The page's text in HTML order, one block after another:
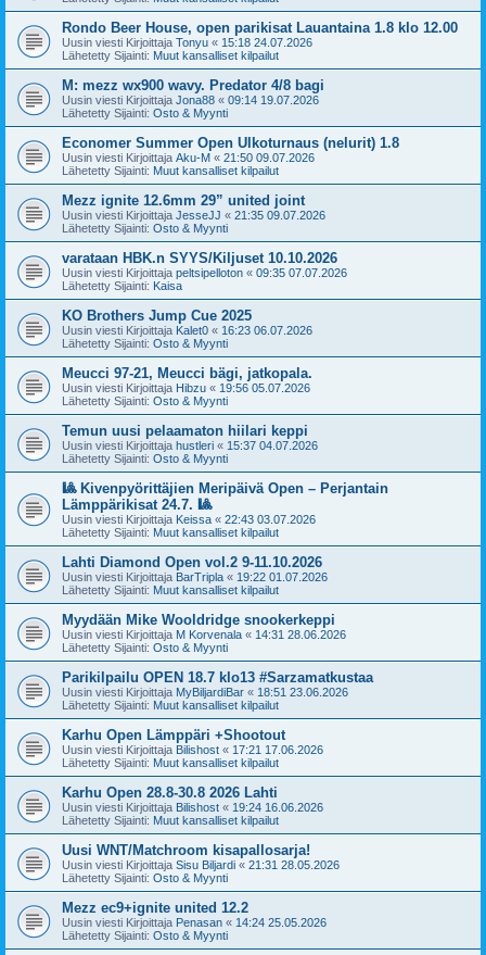
Rondo Beer House, open parikisat Lauantaina 1.8 klo 12.00
Uusin viesti Kirjoittaja Tonyu « 15:18 24.07.2026
Lähetetty Sijainti: Muut kansalliset kilpailut
M: mezz wx900 wavy. Predator 4/8 bagi
Uusin viesti Kirjoittaja Jona88 « 09:14 19.07.2026
Lähetetty Sijainti: Osto & Myynti
Economer Summer Open Ulkoturnaus (nelurit) 1.8
Uusin viesti Kirjoittaja Aku-M « 21:50 09.07.2026
Lähetetty Sijainti: Muut kansalliset kilpailut
Mezz ignite 12.6mm 29” united joint
Uusin viesti Kirjoittaja JesseJJ « 21:35 09.07.2026
Lähetetty Sijainti: Osto & Myynti
varataan HBK.n SYYS/Kiljuset 10.10.2026
Uusin viesti Kirjoittaja peltsipelloton « 09:35 07.07.2026
Lähetetty Sijainti: Kaisa
KO Brothers Jump Cue 2025
Uusin viesti Kirjoittaja Kalet0 « 16:23 06.07.2026
Lähetetty Sijainti: Osto & Myynti
Meucci 97-21, Meucci bägi, jatkopala.
Uusin viesti Kirjoittaja Hibzu « 19:56 05.07.2026
Lähetetty Sijainti: Osto & Myynti
Temun uusi pelaamaton hiilari keppi
Uusin viesti Kirjoittaja hustleri « 15:37 04.07.2026
Lähetetty Sijainti: Osto & Myynti
🎱 Kivenpyörittäjien Meripäivä Open – Perjantain
Lämppärikisat 24.7. 🎱
Uusin viesti Kirjoittaja Keissa « 22:43 03.07.2026
Lähetetty Sijainti: Muut kansalliset kilpailut
Lahti Diamond Open vol.2 9-11.10.2026
Uusin viesti Kirjoittaja BarTripla « 19:22 01.07.2026
Lähetetty Sijainti: Muut kansalliset kilpailut
Myydään Mike Wooldridge snookerkeppi
Uusin viesti Kirjoittaja M Korvenala « 14:31 28.06.2026
Lähetetty Sijainti: Osto & Myynti
Parikilpailu OPEN 18.7 klo13 #Sarzamatkustaa
Uusin viesti Kirjoittaja MyBiljardiBar « 18:51 23.06.2026
Lähetetty Sijainti: Muut kansalliset kilpailut
Karhu Open Lämppäri +Shootout
Uusin viesti Kirjoittaja Bilishost « 17:21 17.06.2026
Lähetetty Sijainti: Muut kansalliset kilpailut
Karhu Open 28.8-30.8 2026 Lahti
Uusin viesti Kirjoittaja Bilishost « 19:24 16.06.2026
Lähetetty Sijainti: Muut kansalliset kilpailut
Uusi WNT/Matchroom kisapallosarja!
Uusin viesti Kirjoittaja Sisu Biljardi « 21:31 28.05.2026
Lähetetty Sijainti: Osto & Myynti
Mezz ec9+ignite united 12.2
Uusin viesti Kirjoittaja Penasan « 14:24 25.05.2026
Lähetetty Sijainti: Osto & Myynti